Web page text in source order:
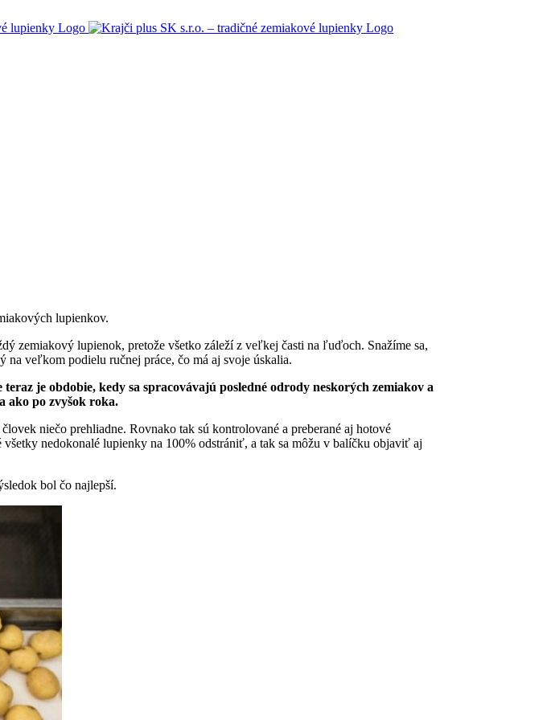
lupienkov.
zemiakový lupienok, pretože všetko záleží z veľkej časti na ľuďoch. Snažíme sa,
na veľkom podielu ručnej práce, čo má aj svoje úskalia.
je obdobie, kedy sa spracovávajú posledné odrody neskorých zemiakov a
ako po zvyšok roka.
niečo prehliadne. Rovnako tak sú kontrolované a preberané aj hotové
nedokonalé lupienky na 100% odstrániť, a tak sa môžu v balíčku objaviť aj
bol čo najlepší.